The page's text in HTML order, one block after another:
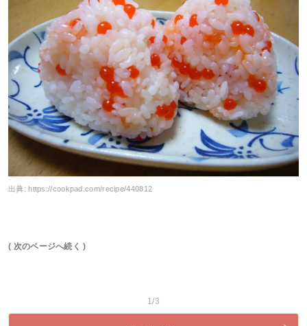
出典: https://cookpad.com/recipe/440812
( 次のページへ続く )
1/3